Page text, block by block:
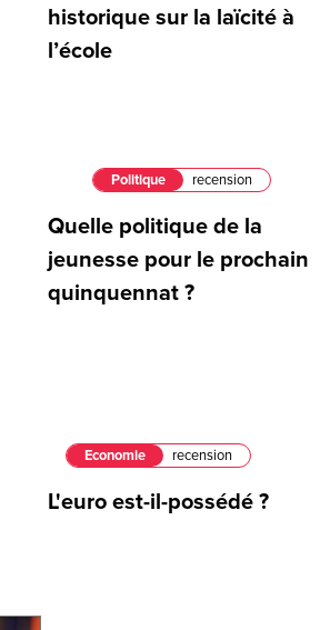
historique sur la laïcité à
l’école
Politique recension
Quelle politique de la
jeunesse pour le prochain
quinquennat ?
Economie recension
L'euro est-il-possédé ?